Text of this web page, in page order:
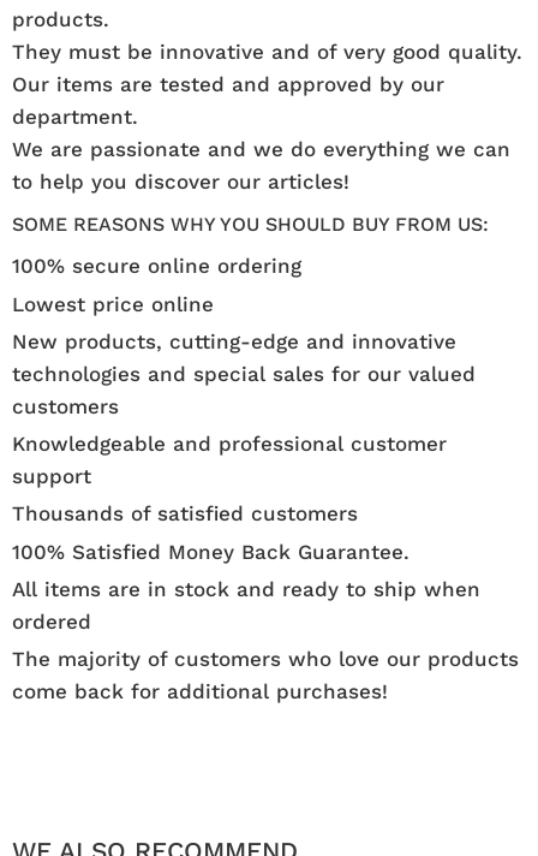
products.
They must be innovative and of very good quality.
Our items are tested and approved by our
department.
We are passionate and we do everything we can
to help you discover our articles!
SOME REASONS WHY YOU SHOULD BUY FROM US:
100% secure online ordering
Lowest price online
New products, cutting-edge and innovative
technologies and special sales for our valued
customers
Knowledgeable and professional customer
support
Thousands of satisfied customers
100% Satisfied Money Back Guarantee.
All items are in stock and ready to ship when
ordered
The majority of customers who love our products
come back for additional purchases!